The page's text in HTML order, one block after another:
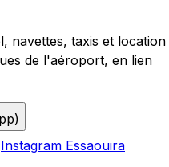
navettes, taxis et location
de l'aéroport, en lien
Instagram Essaouira